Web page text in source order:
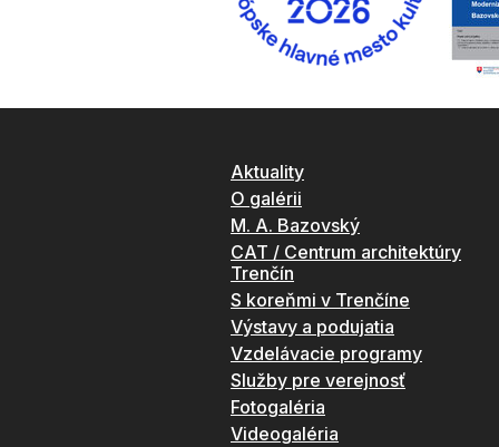
Aktuality
O galérii
M. A. Bazovský
CAT / Centrum architektúry
Trenčín
S koreňmi v Trenčíne
Výstavy a podujatia
Vzdelávacie programy
Služby pre verejnosť
Fotogaléria
Videogaléria